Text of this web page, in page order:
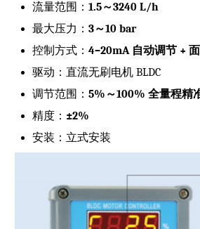
流量范围：1.5～3240 L/h
最大压力：3～10 bar
控制方式：4–20mA 自动调节 +
驱动：直流无刷电机 BLDC
调节范围：5%～100% 全量程精
精度： ±2%
安装：立式安装